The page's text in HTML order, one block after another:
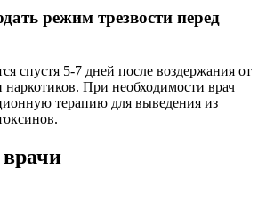
режим трезвости перед
спустя 5-7 дней после воздержания от
наркотиков. При необходимости врач
терапию для выведения из